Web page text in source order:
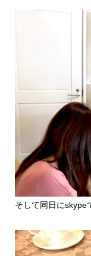
そして同日にskype